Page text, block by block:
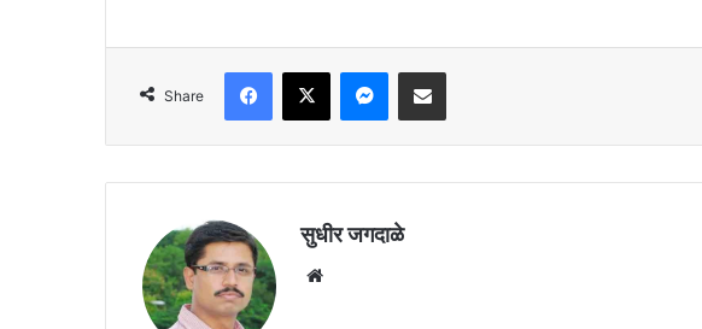
Share
Facebook
X Messenger
Share via Email
सुधीर जगदाळे